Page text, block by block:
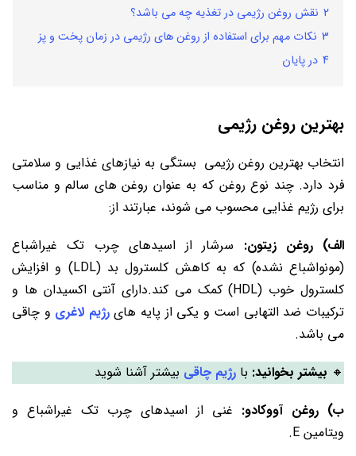
2 نقش روغن رژیمی در تغذیه چه می باشد؟
3 نکات مهم برای استفاده از روغن ‌های رژیمی در زمان پخت و پز
4 در پایان
بهترین روغن رژیمی
انتخاب بهترین روغن رژیمی بستگی به نیازهای غذایی و سلامتی
فرد دارد. چند نوع روغن که به عنوان روغن ‌های سالم و مناسب
برای رژیم غذایی محسوب می ‌شوند، عبارتند از:
الف) روغن زیتون: سرشار از اسیدهای چرب تک ‌غیراشباع
(مونواشباع نشده) که به کاهش کلسترول بد (LDL) و افزایش
کلسترول خوب (HDL) کمک می ‌کند.دارای آنتی ‌اکسیدان‌ ها و
ترکیبات ضد التهابی است و یکی از پایه هایرژیم لاغری و چاقی
می باشد.
🔸 بیشتر بخوانید: با رژیم چاقی بیشتر آشنا شوید
ب) روغن آووکادو: غنی از اسیدهای چرب تک ‌غیراشباع و
ویتامین E.